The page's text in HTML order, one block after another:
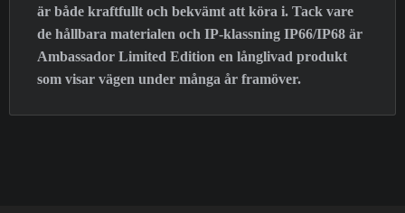
är både kraftfullt och bekvämt att köra i. Tack vare
de hållbara materialen och IP-klassning IP66/IP68 är
Ambassador Limited Edition en långlivad produkt
som visar vägen under många år framöver.